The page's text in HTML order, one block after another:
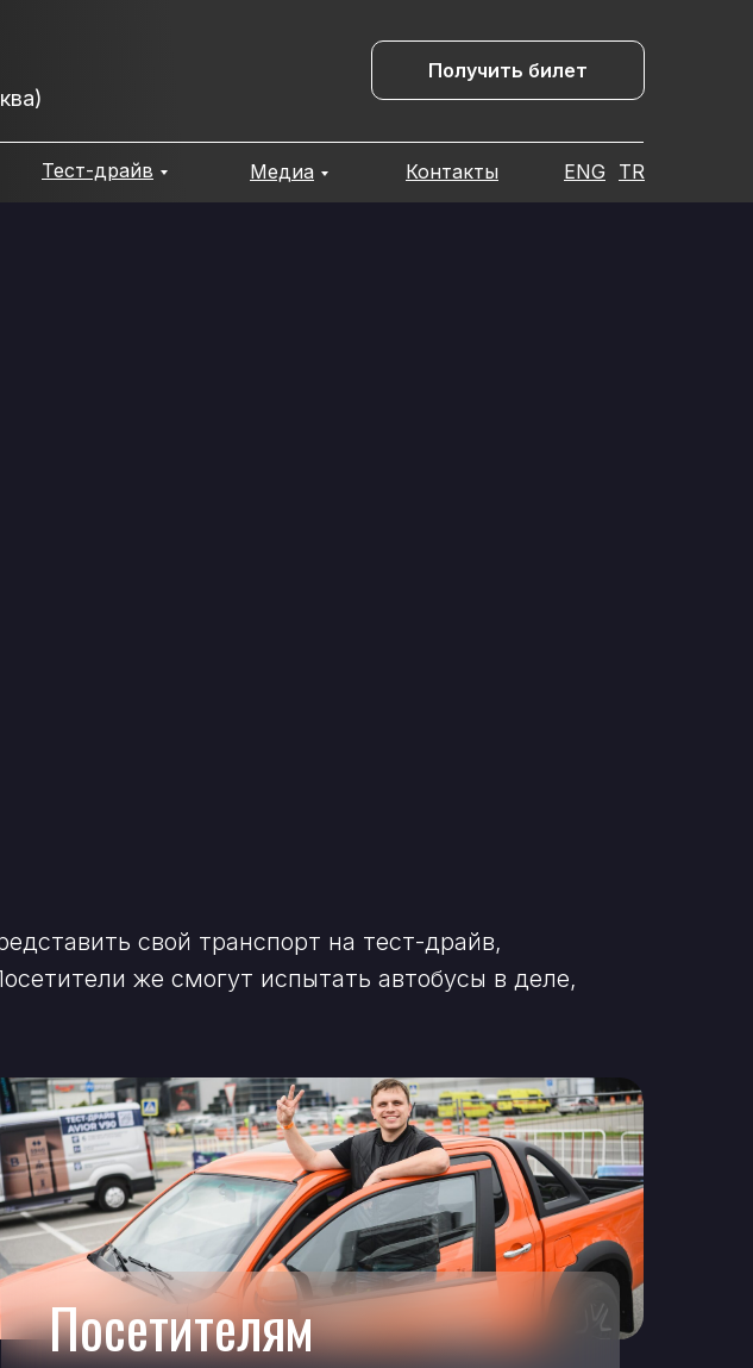
Медиа
Тест-драйв
Получить билет
Контакты ENG TR
свой транспорт на тест-драйв,
же смогут испытать автобусы в деле,
Подписаться
Посетителям